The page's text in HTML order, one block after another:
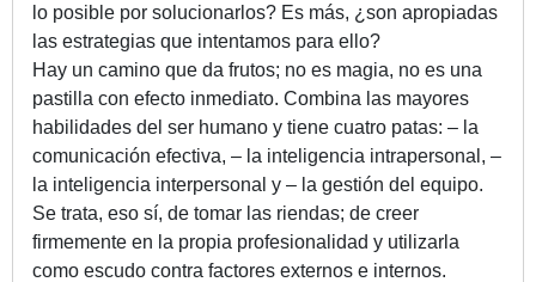
lo posible por solucionarlos? Es más, ¿son apropiadas
las estrategias que intentamos para ello?
Hay un camino que da frutos; no es magia, no es una
pastilla con efecto inmediato. Combina las mayores
habilidades del ser humano y tiene cuatro patas: – la
comunicación efectiva, – la inteligencia intrapersonal, –
la inteligencia interpersonal y – la gestión del equipo.
Se trata, eso sí, de tomar las riendas; de creer
firmemente en la propia profesionalidad y utilizarla
como escudo contra factores externos e internos.